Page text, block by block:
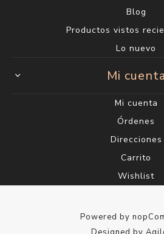
Blog
Productos vistos
Lo nuevo
Mi cuenta
Mi cuenta
Órdenes
Direcciones
Carrito
Wishlist
Powered by